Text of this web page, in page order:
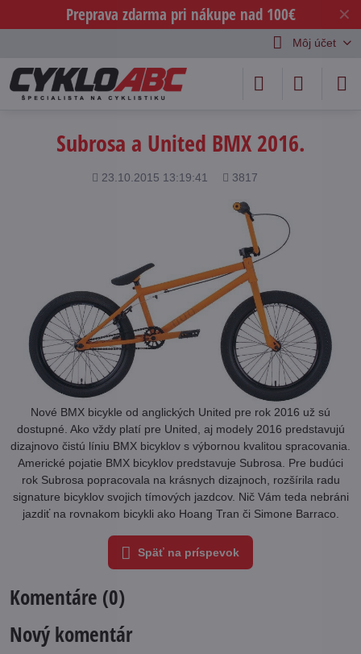
✕
Preprava zdarma pri nákupe nad 100€
Môj účet
Subrosa a United BMX 2016.
Pridané
23.10.2015 13:19:41
Počet
3817
Nové BMX bicykle od anglických United pre rok 2016 už sú
dostupné. Ako vždy platí pre United, aj modely 2016 predstavujú
dizajnovo čistú líniu BMX bicyklov s výbornou kvalitou spracovania.
Americké pojatie BMX bicyklov predstavuje Subrosa. Pre budúci
rok Subrosa popracovala na krásnych dizajnoch, rozšírila radu
signature bicyklov svojich tímových jazdcov. Nič Vám teda nebráni
jazdiť na rovnakom bicykli ako Hoang Tran či Simone Barraco.
Späť na príspevok
Komentáre (0)
Nový komentár